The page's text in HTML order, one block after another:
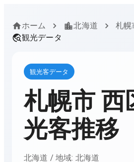
ホーム 北海道
札幌
観光データ
観光客データ
札幌市 西
光客推移
北海道 / 地域: 北海道